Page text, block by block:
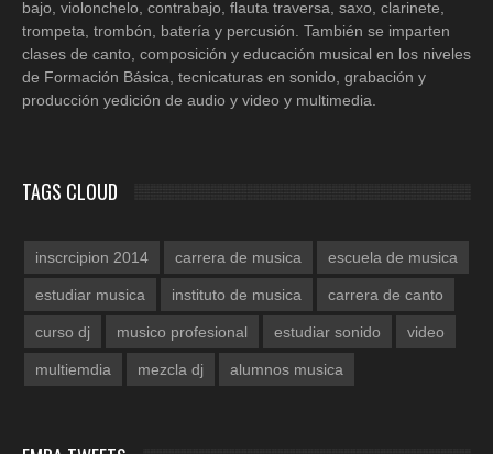
bajo, violonchelo, contrabajo, flauta traversa, saxo, clarinete,
trompeta, trombón, batería y percusión. También se imparten
clases de canto, composición y educación musical en los niveles
de Formación Básica, tecnicaturas en sonido, grabación y
producción yedición de audio y video y multimedia.
TAGS CLOUD
inscrcipion 2014 carrera de musica escuela de musica
estudiar musica instituto de musica carrera de canto
curso dj musico profesional estudiar sonido video
multiemdia mezcla dj alumnos musica